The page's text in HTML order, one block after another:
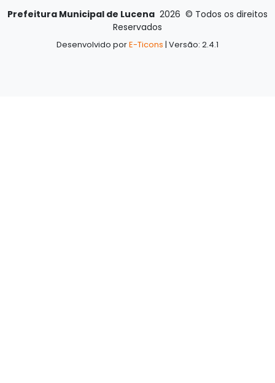
Prefeitura Municipal de Lucena 2026 © Todos os direitos
Reservados
Desenvolvido porE-Ticons | Versão: 2.4.1